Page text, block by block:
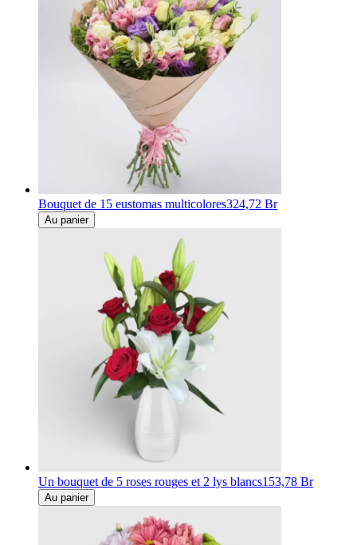
Bouquet de 15 eustomas multicolores324,72 Br
Au panier
Un bouquet de 5 roses rouges et 2 lys blancs153,78 Br
Au panier